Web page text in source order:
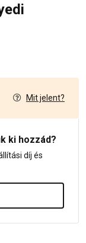
Mit jelent?
ki hozzád?
díj és